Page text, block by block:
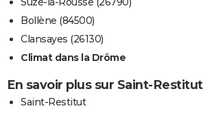
Bollène (84500)
Clansayes (26130)
Climat dans la Drôme
En savoir plus sur Saint-Restitut
Saint-Restitut